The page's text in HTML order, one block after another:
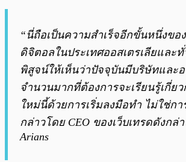
“นี่ถือเป็นความสำเร็จอีกขั้นหนึ่งขอ
ดิจิตอลในประเทศออสเตรเลียและ
พิสูจน์ให้เห็นว่าปัจจุบันมีบริษัทและอ
จำนวนมากที่ต้องการจะเรียนรู้เกี่ย
ใหม่นี้ด้วยการเริ่มลงมือทำ ไม่ใช่ก
กล่าวโดย CEO ของเว็บเทรดดังกล่
Arians